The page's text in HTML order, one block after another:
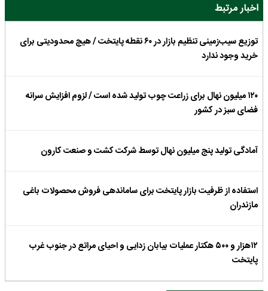
اخبار مرتبط
توزیع سیب‌زمینی تنظیم بازار در ۶٠ نقطه پایتخت / هیچ محدودیتی برای
خرید وجود ندارد
۱۲۰ میلیون نهال برای زراعت چوب تولید شده است / لزوم افزایش سرانه
فضای سبز در کشور
آمادگی تولید پنج میلیون نهال توسط شرکت کشت و صنعت کارون
استفاده از ظرفیت بازار پایتخت برای ساماندهی فروش محصولات باغی
مازندران
۱۲هزار و ۵۰۰ هکتار عملیات بیابان زدایی و احیای مراتع در جنوب غرب
پایتخت